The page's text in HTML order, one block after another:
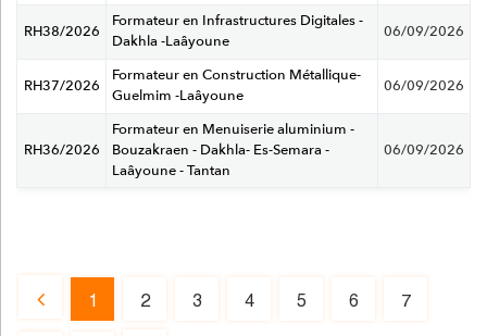
RH38/2026
Formateur en Infrastructures Digitales -
Dakhla -Laâyoune
06/09/2026
RH37/2026
Formateur en Construction Métallique-
Guelmim -Laâyoune
06/09/2026
RH36/2026
Formateur en Menuiserie aluminium -
Bouzakraen - Dakhla- Es-Semara -
Laâyoune - Tantan
06/09/2026
Page
précédente
Page
courante
1 Page
2 Page
3 Page
4 Page
5 Page
6 Page
7